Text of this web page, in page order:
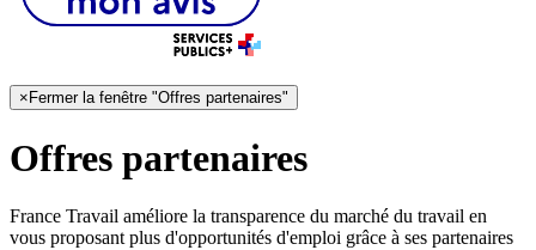
× Fermer la fenêtre "Offres partenaires"
Offres partenaires
France Travail améliore la transparence du marché du travail en
vous proposant plus d'opportunités d'emploi grâce à ses partenaires